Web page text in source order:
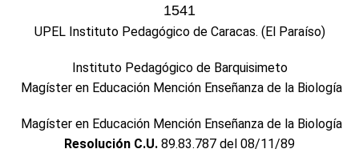
1541
UPEL Instituto Pedagógico de Caracas. (El Paraíso)
Instituto Pedagógico de Barquisimeto
Magíster en Educación Mención Enseñanza de la Biología
Magíster en Educación Mención Enseñanza de la Biología
Resolución C.U. 89.83.787 del 08/11/89